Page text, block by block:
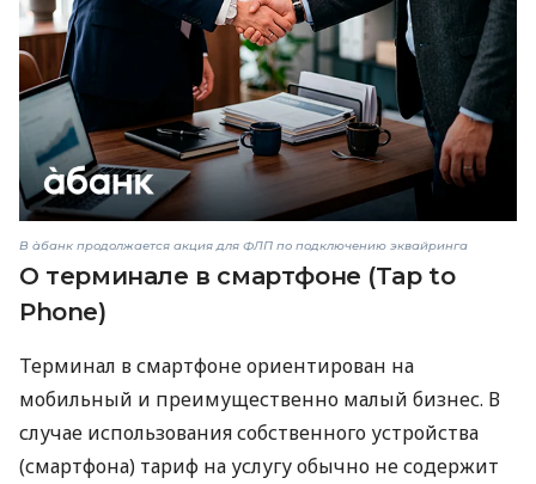
В àбанк продолжается акция для ФЛП по подключению эквайринга
О терминале в смартфоне (Tap to
Phone)
Терминал в смартфоне ориентирован на
мобильный и преимущественно малый бизнес. В
случае использования собственного устройства
(смартфона) тариф на услугу обычно не содержит